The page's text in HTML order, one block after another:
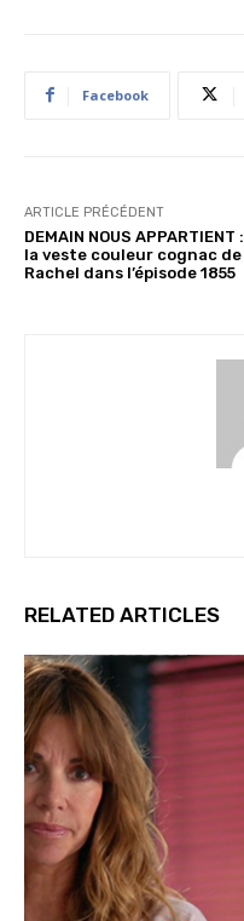
…
Facebook
ARTICLE PRÉCÉDENT
DEMAIN NOUS APPARTIENT :
la veste couleur cognac de
Rachel dans l’épisode 1855
RELATED ARTICLES